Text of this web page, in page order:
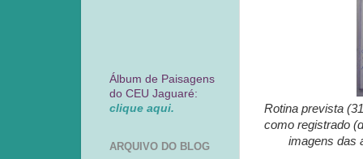
Rotina prevista
como registrado
imagens das
Álbum de Paisagens
do CEU Jaguaré:
clique aqui.
ARQUIVO DO BLOG